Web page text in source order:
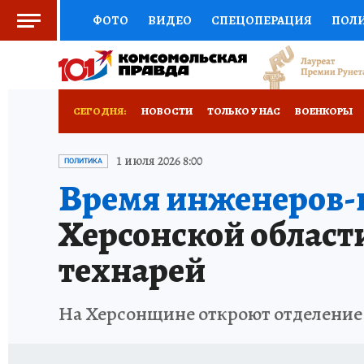
ФОТО ВИДЕО СПЕЦОПЕРАЦИЯ
СОЦПОДДЕРЖКА НАУКА СПОРТ
РЕКЛАМА ТЕСТЫ
СЕГОДНЯ: НОВОСТИ ТОЛЬКО У НАС ВОЕНКОРЫ
РАЗРУШЕНИЕ КАХОВСКОЙ ГЭС
ПОЛИТИКА 1 июля 2026 8:00
Время инженеров-
Херсонской
технарей
На Херсонщине откроют